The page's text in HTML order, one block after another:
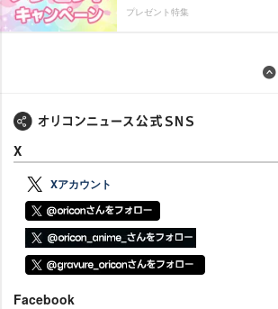
プレゼント特集
X
Xアカウント
Facebook